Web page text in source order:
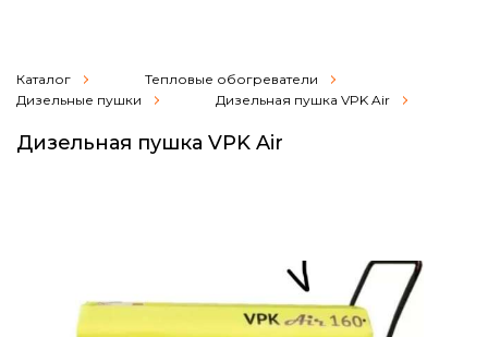
Каталог
Тепловые обогреватели
Дизельные пушки
Дизельная пушка VPK Air
Дизельная пушка VPK Air